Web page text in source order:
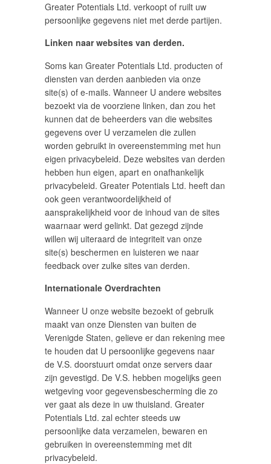
Greater Potentials Ltd. verkoopt of ruilt uw
persoonlijke gegevens niet met derde partijen.
Linken naar websites van derden.
Soms kan Greater Potentials Ltd. producten of
diensten van derden aanbieden via onze
site(s) of e-mails. Wanneer U andere websites
bezoekt via de voorziene linken, dan zou het
kunnen dat de beheerders van die websites
gegevens over U verzamelen die zullen
worden gebruikt in overeenstemming met hun
eigen privacybeleid. Deze websites van derden
hebben hun eigen, apart en onafhankelijk
privacybeleid. Greater Potentials Ltd. heeft dan
ook geen verantwoordelijkheid of
aansprakelijkheid voor de inhoud van de sites
waarnaar werd gelinkt. Dat gezegd zijnde
willen wij uiteraard de integriteit van onze
site(s) beschermen en luisteren we naar
feedback over zulke sites van derden.
Internationale Overdrachten
Wanneer U onze website bezoekt of gebruik
maakt van onze Diensten van buiten de
Verenigde Staten, gelieve er dan rekening mee
te houden dat U persoonlijke gegevens naar
de V.S. doorstuurt omdat onze servers daar
zijn gevestigd. De V.S. hebben mogelijks geen
wetgeving voor gegevensbescherming die zo
ver gaat als deze in uw thuisland. Greater
Potentials Ltd. zal echter steeds uw
persoonlijke data verzamelen, bewaren en
gebruiken in overeenstemming met dit
privacybeleid.